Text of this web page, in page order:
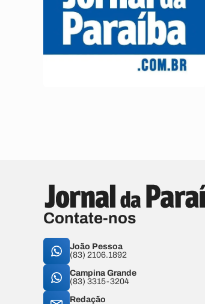
Contate-nos
João Pessoa
(83) 2106.1892
Campina Grande
(83) 3315-3204
Redação